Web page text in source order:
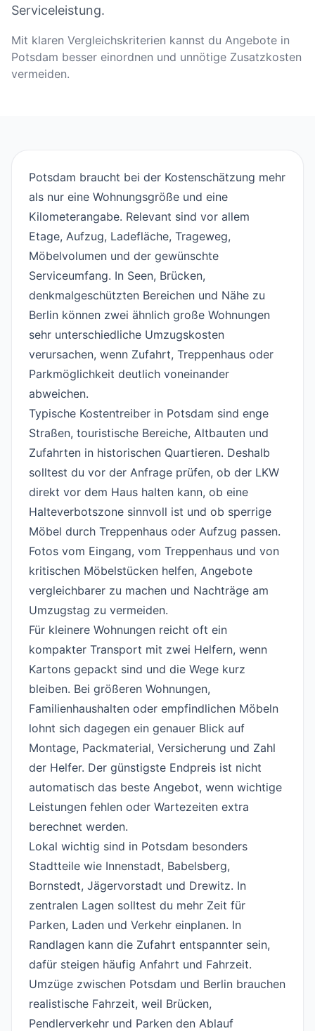
Serviceleistung.
Mit klaren Vergleichskriterien kannst du Angebote in
Potsdam besser einordnen und unnötige Zusatzkosten
vermeiden.
Potsdam braucht bei der Kostenschätzung mehr
als nur eine Wohnungsgröße und eine
Kilometerangabe. Relevant sind vor allem
Etage, Aufzug, Ladefläche, Trageweg,
Möbelvolumen und der gewünschte
Serviceumfang. In Seen, Brücken,
denkmalgeschützten Bereichen und Nähe zu
Berlin können zwei ähnlich große Wohnungen
sehr unterschiedliche Umzugskosten
verursachen, wenn Zufahrt, Treppenhaus oder
Parkmöglichkeit deutlich voneinander
abweichen.
Typische Kostentreiber in Potsdam sind enge
Straßen, touristische Bereiche, Altbauten und
Zufahrten in historischen Quartieren. Deshalb
solltest du vor der Anfrage prüfen, ob der LKW
direkt vor dem Haus halten kann, ob eine
Halteverbotszone sinnvoll ist und ob sperrige
Möbel durch Treppenhaus oder Aufzug passen.
Fotos vom Eingang, vom Treppenhaus und von
kritischen Möbelstücken helfen, Angebote
vergleichbarer zu machen und Nachträge am
Umzugstag zu vermeiden.
Für kleinere Wohnungen reicht oft ein
kompakter Transport mit zwei Helfern, wenn
Kartons gepackt sind und die Wege kurz
bleiben. Bei größeren Wohnungen,
Familienhaushalten oder empfindlichen Möbeln
lohnt sich dagegen ein genauer Blick auf
Montage, Packmaterial, Versicherung und Zahl
der Helfer. Der günstigste Endpreis ist nicht
automatisch das beste Angebot, wenn wichtige
Leistungen fehlen oder Wartezeiten extra
berechnet werden.
Lokal wichtig sind in Potsdam besonders
Stadtteile wie Innenstadt, Babelsberg,
Bornstedt, Jägervorstadt und Drewitz. In
zentralen Lagen solltest du mehr Zeit für
Parken, Laden und Verkehr einplanen. In
Randlagen kann die Zufahrt entspannter sein,
dafür steigen häufig Anfahrt und Fahrzeit.
Umzüge zwischen Potsdam und Berlin brauchen
realistische Fahrzeit, weil Brücken,
Pendlerverkehr und Parken den Ablauf